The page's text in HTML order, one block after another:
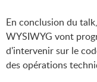
En conclusion du
WYSIWYG vont
d'intervenir sur le
des opérations